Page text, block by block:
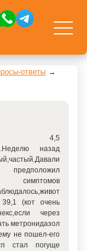
ответы
4,5
назад
предположил
симптомов
(коточень
через
метронидазол
не пошел-его
стал погуще